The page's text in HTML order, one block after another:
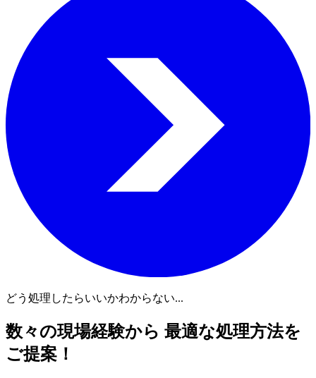
どう処理したらいいかわからない...
数々の現場経験から 最適な処理方法を
ご提案！